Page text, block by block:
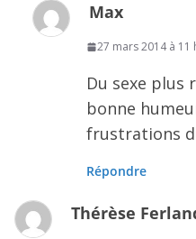
Max
27 mars 2014 à 11
Du sexe plus
bonne
frustrations
Répondre
Thérèse